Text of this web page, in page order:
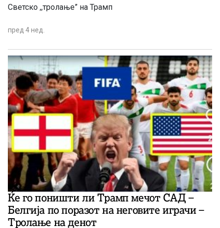
Светско ,,тролање” на Трамп
пред 4 нед.
Ќе го поништи ли Трамп мечот САД –
Белгија по поразот на неговите играчи –
Тролање на денот